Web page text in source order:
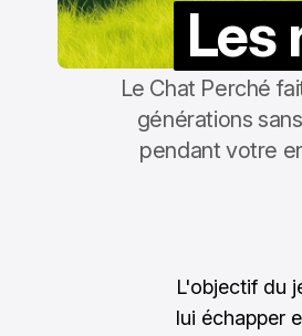
Les
Le Chat Perché
générations
pendant votre
L'objectif du
lui échapper